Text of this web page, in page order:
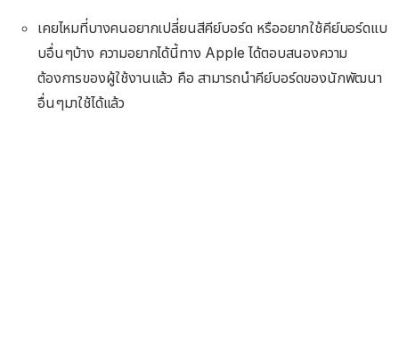
เคยไหมที่บางคนอยากเปลี่ยนสีคีย์บอร์ด หรืออยากใช้คีย์บอร์ดแบ
บอื่นๆบ้าง ความอยากได้นี้ทาง Apple ได้ตอบสนองความ
ต้องการของผู้ใช้งานแล้ว คือ สามารถนำคีย์บอร์ดของนักพัฒนา
อื่นๆมาใช้ได้แล้ว